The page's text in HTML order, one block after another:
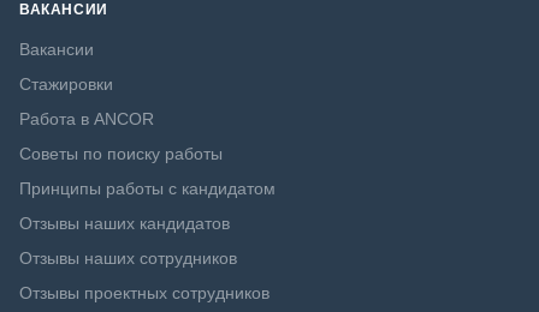
ВАКАНСИИ
Вакансии
Стажировки
Работа в ANCOR
Советы по поиску работы
Принципы работы с кандидатом
Отзывы наших кандидатов
Отзывы наших сотрудников
Отзывы проектных сотрудников